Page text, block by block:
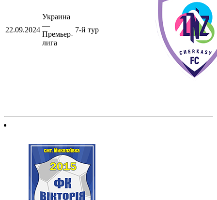
22.09.2024
Украина
—
Премьер-
лига
7-й тур